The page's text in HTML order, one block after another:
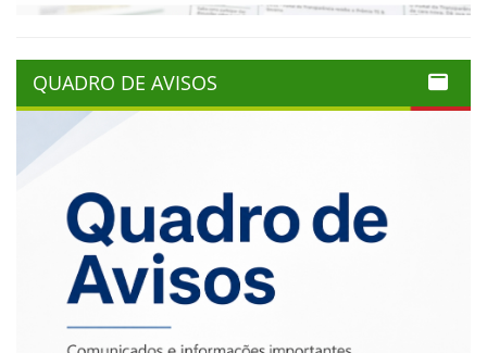
QUADRO DE AVISOS